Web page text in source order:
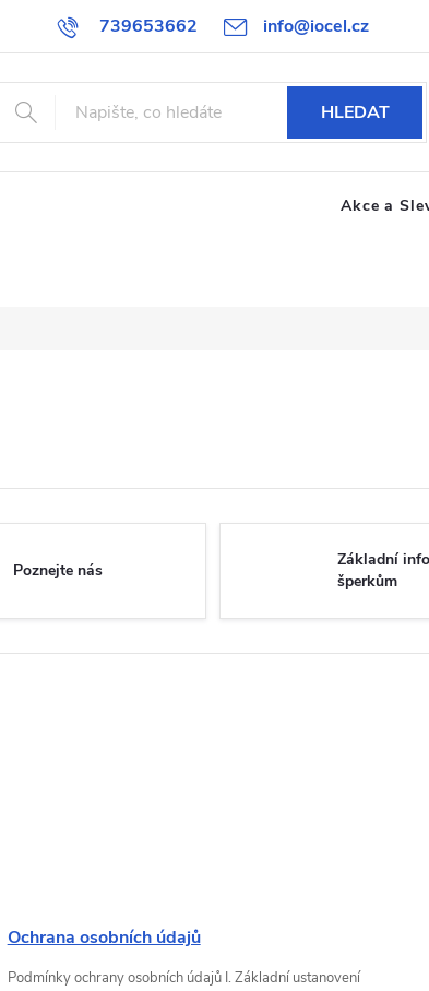
739653662 info@iocel.cz
Blog Obchodní podmínky Oblíbené Spolupráce
HLEDAT
Akce a
Poznejte nás
Základní
šperkům
Ochrana osobních údajů
Podmínky ochrany osobních údajů I. Základní ustanovení